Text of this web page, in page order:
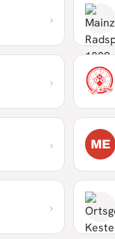
›
›
› ME
›